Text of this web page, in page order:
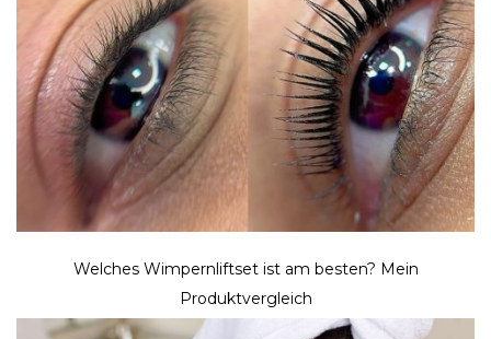
Welches Wimpernliftset ist am besten? Mein
Produktvergleich